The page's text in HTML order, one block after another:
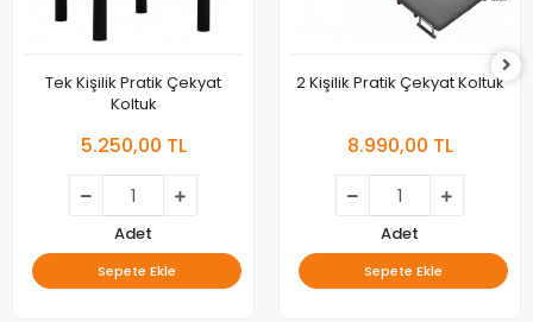
Tek Kişilik Pratik Çekyat
Koltuk
5.250,00 TL
Adet
Sepete Ekle
2 Kişilik Pratik Çekyat Koltuk
8.990,00 TL
Adet
Sepete Ekle